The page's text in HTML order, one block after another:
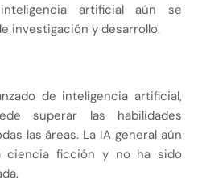
artificial aún se
investigación y desarrollo.
de inteligencia artificial,
superar las habilidades
las áreas. La IA general aún
ficción y no ha sido